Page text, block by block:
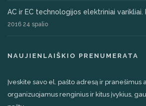
AC ir EC technologijos elektriniai varikliai.
2016 24 spalio
NAUJIENLAIŠKIO PRENUMERATA
Įveskite savo el. pašto adresą ir pranešimus
organizuojamus renginius ir kitus įvykius,